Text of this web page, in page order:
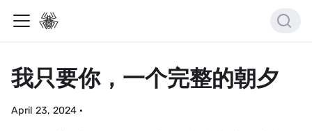
我只要你，一个完整的朝夕
April 23, 2024 ·